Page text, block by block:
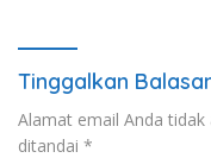
Tinggalkan
Alamat email Anda tidak
ditandai *